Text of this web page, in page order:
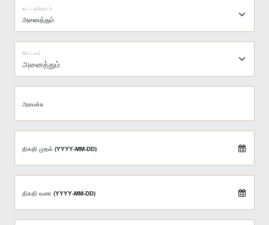
கூட்டத்தொடர்
அனைத்தும்
கேட்டவர்
அமைச்சு
திகதி முதல் (YYYY-MM-DD)
திகதி வரை (YYYY-MM-DD)